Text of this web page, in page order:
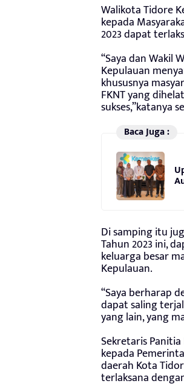
Walikota Tidore
kepada
2023 dapat
“Saya dan Wakil
Kepulauan
khususnya
FKNT yang
sukses,”katanya
Baca Juga :
Di samping itu
Tahun 2023 ini,
keluarga besar
Kepulauan.
“Saya berharap
dapat saling
yang lain, yang
Sekretaris Panitia
kepada
daerah Kota
terlaksana